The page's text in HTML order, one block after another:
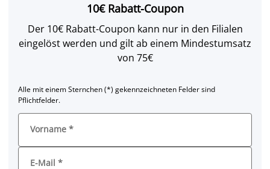
10€ Rabatt-Coupon
Der 10€ Rabatt-Coupon kann nur in den Filialen
eingelöst werden und gilt ab einem Mindestumsatz
von 75€
Alle mit einem Sternchen (*) gekennzeichneten Felder sind
Pflichtfelder.
Vorname *
E-Mail *